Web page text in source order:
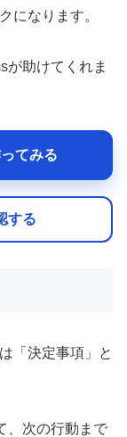
になります。
が助けてくれま
てみる
する
「決定事項」と
、次の行動まで